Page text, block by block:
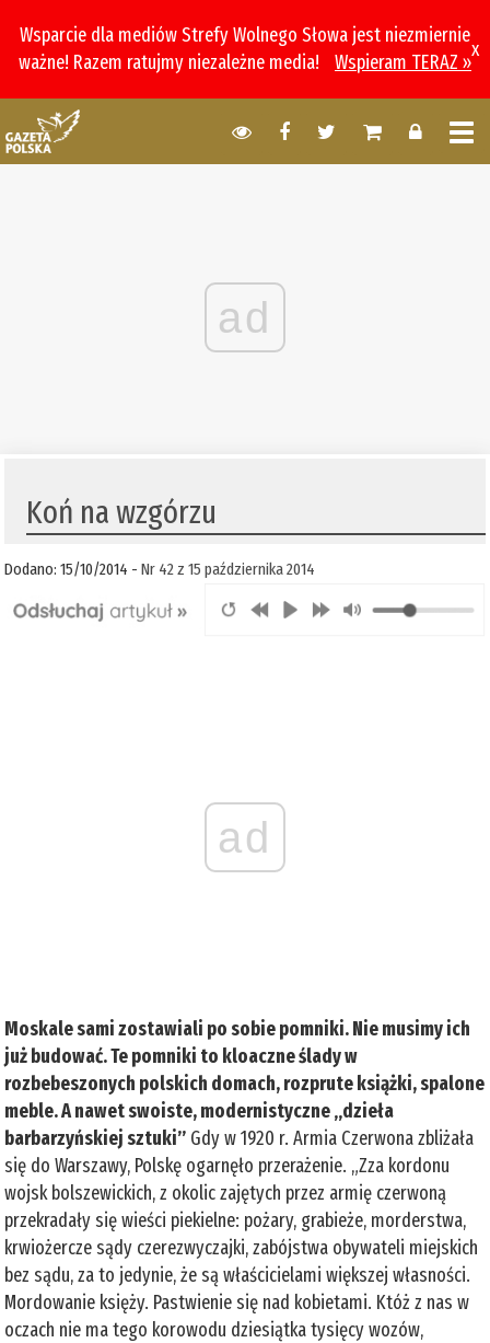
Wsparcie dla mediów Strefy Wolnego Słowa jest niezmiernie
ważne! Razem ratujmy niezależne media!
Wspieram TERAZ »
x
ad
Koń na wzgórzu
Dodano: 15/10/2014 -Nr 42 z 15 października 2014
ad
Moskale sami zostawiali po sobie pomniki. Nie musimy ich
już budować. Te pomniki to kloaczne ślady w
rozbebeszonych polskich domach, rozprute książki, spalone
meble. A nawet swoiste, modernistyczne „dzieła
barbarzyńskiej sztuki” Gdy w 1920 r. Armia Czerwona zbliżała
się do Warszawy, Polskę ogarnęło przerażenie. „Zza kordonu
wojsk bolszewickich, z okolic zajętych przez armię czerwoną
przekradały się wieści piekielne: pożary, grabieże, morderstwa,
krwiożercze sądy czerezwyczajki, zabójstwa obywateli miejskich
bez sądu, za to jedynie, że są właścicielami większej własności.
Mordowanie księży. Pastwienie się nad kobietami. Któż z nas w
oczach nie ma tego korowodu dziesiątka tysięcy wozów,